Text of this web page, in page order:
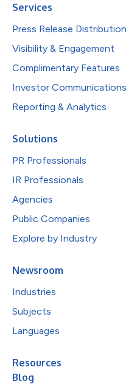
Services
Press Release Distribution
Visibility & Engagement
Complimentary Features
Investor Communications
Reporting & Analytics
Solutions
PR Professionals
IR Professionals
Agencies
Public Companies
Explore by Industry
Newsroom
Industries
Subjects
Languages
Resources
Blog